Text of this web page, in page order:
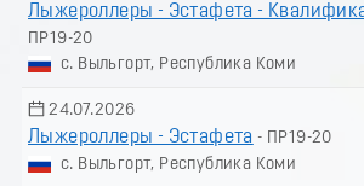
Лыжероллеры - Эстафета -
ПР19-20
с. Выльгорт, Республика Коми
24.07.2026
Лыжероллеры - Эстафета - ПР19-20
с. Выльгорт, Республика Коми